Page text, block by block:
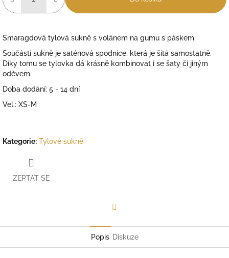
Smaragdová tylová sukně s volánem na gumu s páskem.
Součástí sukně je saténová spodnice, která je šitá samostatně.
Díky tomu se tylovka dá krásně kombinovat i se šaty či jiným
oděvem.
Doba dodání: 5 - 14 dní
Vel.: XS-M
Kategorie: Tylové sukně
ZEPTAT SE
Popis Diskuze